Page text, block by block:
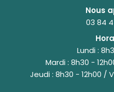
Nous
03 84
Lundi :
Mardi : 8h30 -
Jeudi : 8h30 - 12h00 /